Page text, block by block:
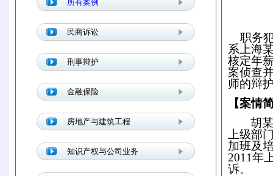
所有案例
民商诉讼
刑事辩护
金融保险
房地产与建筑工程
知识产权与公司业务
职务犯
系上海
核定年
案侦查
师的辩
【案情
胡
上级部
加班及
2011年
诉。